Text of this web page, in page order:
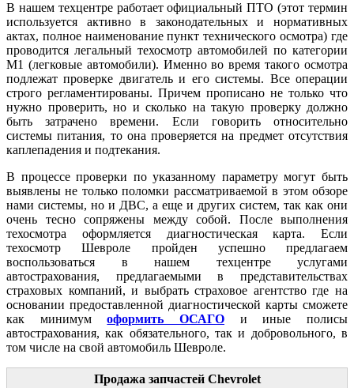
В нашем техцентре работает официальный ПТО (этот термин
используется активно в законодательных и нормативных
актах, полное наименование пункт технического осмотра) где
проводится легальный техосмотр автомобилей по категории
М1 (легковые автомобили). Именно во время такого осмотра
подлежат проверке двигатель и его системы. Все операции
строго регламентированы. Причем прописано не только что
нужно проверить, но и сколько на такую проверку должно
быть затрачено времени. Если говорить относительно
системы питания, то она проверяется на предмет отсутствия
каплепадения и подтекания.
В процессе проверки по указанному параметру могут быть
выявлены не только поломки рассматриваемой в этом обзоре
нами системы, но и ДВС, а еще и других систем, так как они
очень тесно сопряжены между собой. После выполнения
техосмотра оформляется диагностическая карта. Если
техосмотр Шевроле пройден успешно предлагаем
воспользоваться в нашем техцентре услугами
автострахования, предлагаемыми в представительствах
страховых компаний, и выбрать страховое агентство где на
основании предоставленной диагностической карты сможете
как минимумоформить ОСАГО и иные полисы
автострахования, как обязательного, так и добровольного, в
том числе на свой автомобиль Шевроле.
Продажа запчастей Chevrolet